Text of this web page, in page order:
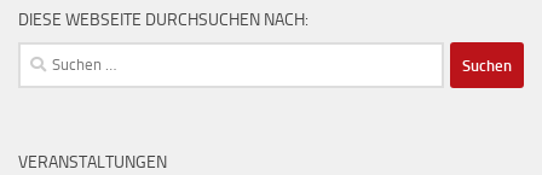
DIESE WEBSEITE DURCHSUCHEN NACH:
Suchen
nach:
VERANSTALTUNGEN